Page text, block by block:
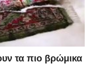
τα πιο βρώμικα